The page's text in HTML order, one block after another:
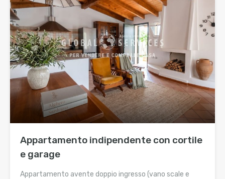
Appartamento indipendente con cortile
e garage
Appartamento avente doppio ingresso (vano scale e